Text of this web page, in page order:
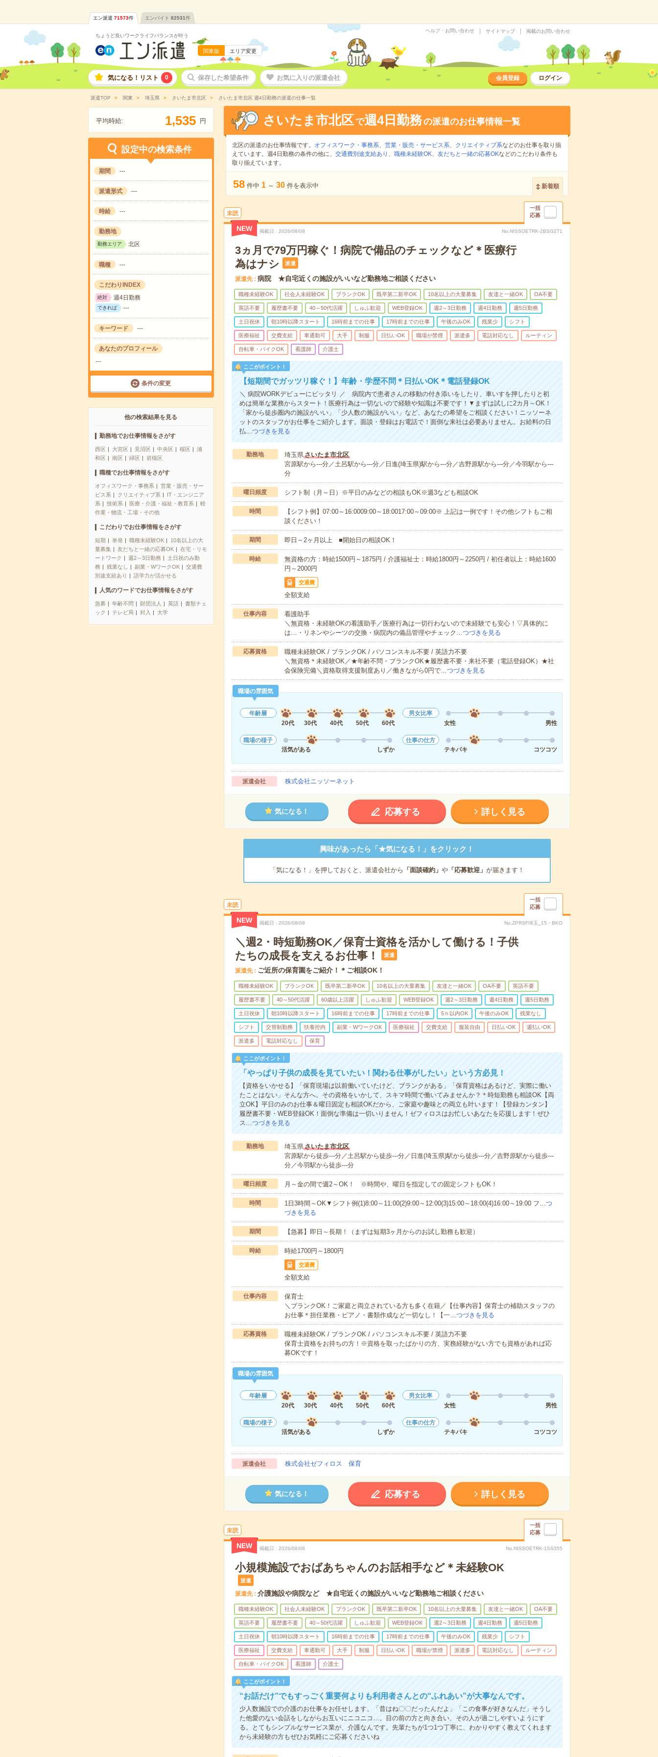
エン派遣 71573件 エンバイト 82531件
ちょうど良いワークライフバランスが叶う
関東版 エリア変更
ヘルプ・お問い合わせ サイトマップ 掲載のお問い合わせ
気になる！リスト 0 保存した希望条件 お気に入りの派遣会社 会員登録 ログイン
派遣TOP 関東 埼玉県 さいたま市北区 さいたま市北区 週4日勤務の派遣の仕事一覧
平均時給: 1,535 円
設定中の検索条件
期間 ---
派遣形式 ---
時給 ---
勤務地
勤務エリア 北区
職種 ---
こだわりINDEX
絶対 週4日勤務
できれば ---
キーワード ---
あなたのプロフィール
---
条件の変更
他の検索結果を見る
勤務地でお仕事情報をさがす
西区 大宮区 見沼区 中央区 桜区
浦
和区
南区 緑区 岩槻区
職種でお仕事情報をさがす
オフィスワーク・事務系
営業・販売・サー
ビス系
クリエイティブ系
IT・エンジニア
系
技術系 医療・介護・福祉・教育系
軽
作業・物流・工場・その他
こだわりでお仕事情報をさがす
短期 単発 職種未経験OK
10名以上の大
量募集
友だちと一緒の応募OK
在宅・リモ
ートワーク
週2～3日勤務
土日祝のみ勤
務
残業なし 副業・WワークOK
交通費
別途支給あり
語学力が活かせる
人気のワードでお仕事情報をさがす
急募 年齢不問 財団法人 英語
書類チェ
ック
テレビ局 封入 大学
さいたま市北区 で週4日勤務の派遣のお仕事情報一覧
北区の派遣のお仕事情報です。 オフィスワーク・事務系、 営業・販売・サービス系、 クリエイティブ系などのお仕事を取り揃
えています。週4日勤務の条件の他に、 交通費別途支給あり 、 職種未経験OK、 友だちと一緒の応募OKなどのこだわり条件も
取り揃えています。
58 件中 1 ～ 30 件を表示中 新着順
未読
一括
応募
NEW 掲載日 2026/08/08 No.NISSOETRK-2BSG271
3ヵ月で79万円稼ぐ！病院で備品のチェックなど＊医療行
為はナシ
派遣
派遣先 病院 ★自宅近くの施設がいいなど勤務地ご相談ください
職種未経験OK 社会人未経験OK ブランクOK 既卒第二新卒OK 10名以上の大量募集 友達と一緒OK OA不要
英語不要 履歴書不要 40～50代活躍 しゅふ歓迎 WEB登録OK 週2～3日勤務 週4日勤務 週5日勤務
土日祝休 朝10時以降スタート 16時前までの仕事 17時前までの仕事 午後のみOK 残業少 シフト
医療福祉 交費支給 車通勤可 大手 制服 日払いOK 職場が禁煙 派遣多 電話対応なし ルーティン
自転車・バイクOK 看護師 介護士
ここがポイント！
【短期間でガッツリ稼ぐ！】年齢・学歴不問＊日払いOK＊電話登録OK
＼ 病院WORKデビューにピッタリ ／ 病院内で患者さんの移動の付き添いをしたり、車いすを押したりと初
めは簡単な業務からスタート！医療行為は一切ないので経験や知識は不要です！▼まずは試しに2カ月～OK！
「家から徒歩圏内の施設がいい」「少人数の施設がいい」など、あなたの希望をご相談ください！ニッソーネ
ットのスタッフがお仕事をご紹介します。面談・登録はお電話で！面倒な来社は必要ありません。お給料の日
払…つづきを見る
勤務地 埼玉県さいたま市北区
宮原駅から---分／土呂駅から---分／日進(埼玉県)駅から---分／吉野原駅から---分／今羽駅から---
分
曜日頻度 シフト制（月～日）※平日のみなどの相談もOK※週3なども相談OK
時間
【シフト例】07:00～16:0009:00～18:0017:00～09:00※ 上記は一例です！その他シフトもご相
談ください！
期間 即日～2ヶ月以上 ■開始日の相談OK！
時給
無資格の方：時給1500円～1875円 / 介護福祉士：時給1800円～2250円 / 初任者以上：時給1600
円～2000円
交通費
全額支給
仕事内容
看護助手
＼無資格・未経験OKの看護助手／医療行為は一切行わないので未経験でも安心！▽具体的に
は…・リネンやシーツの交換・病院内の備品管理やチェック…つづきを見る
応募資格
職種未経験OK / ブランクOK / パソコンスキル不要 / 英語力不要
＼無資格＊未経験OK／★年齢不問・ブランクOK★履歴書不要・来社不要（電話登録OK）★社
会保険完備＼資格取得支援制度あり／働きながら0円で…つづきを見る
職場の雰囲気
年齢層
20代
30代 40代 50代 60代
男女比率
女性
男性
職場の様子
活気がある
しずか
仕事の仕方
テキパキ
コツコツ
派遣会社 株式会社ニッソーネット
気になる！ 応募する 詳しく見る
興味があったら「★気になる！」をクリック！
「気になる！」を押しておくと、派遣会社から 「面談確約」 や「応募歓迎」 が届きます！
未読
一括
応募
NEW 掲載日 2026/08/08 No.ZPRSF埼玉_15・BKO
＼週2・時短勤務OK／保育士資格を活かして働ける！子供
たちの成長を支えるお仕事！
派遣
派遣先 ご近所の保育園をご紹介！＊ご相談OK！
職種未経験OK ブランクOK 既卒第二新卒OK 10名以上の大量募集 友達と一緒OK OA不要 英語不要
履歴書不要 40～50代活躍 60歳以上活躍 しゅふ歓迎 WEB登録OK 週2～3日勤務 週4日勤務 週5日勤務
土日祝休 朝10時以降スタート 16時前までの仕事 17時前までの仕事 5ｈ以内OK 午後のみOK 残業なし
シフト 交替制勤務 扶養控内 副業・WワークOK 医療福祉 交費支給 服装自由 日払いOK 週払いOK
派遣多 電話対応なし 保育
ここがポイント！
「やっぱり子供の成長を見ていたい！関わる仕事がしたい」という方必見！
【資格をいかせる】「保育現場は以前働いていたけど、ブランクがある」「保育資格はあるけど、実際に働い
たことはない」そんな方へ。その資格をいかして、スキマ時間で働いてみませんか？＊時短勤務も相談OK【両
立OK】平日のみのお仕事＆曜日固定も相談OKだから、ご家庭や趣味との両立も叶います！【登録カンタン】
履歴書不要・WEB登録OK！面倒な準備は一切いりません！ゼフィロスはお忙しいあなたを応援します！ぜひ
ス…つづきを見る
勤務地 埼玉県さいたま市北区
宮原駅から徒歩---分／土呂駅から徒歩---分／日進(埼玉県)駅から徒歩---分／吉野原駅から徒歩---
分／今羽駅から徒歩---分
曜日頻度 月～金の間で週2～OK！ ※時間や、曜日を指定しての固定シフトもOK！
時間 1日3時間～OK▼シフト例(1)8:00～11:00(2)9:00～12:00(3)15:00～18:00(4)16:00～19:00 フ…つ
づきを見る
期間 【急募】即日～長期！（まずは短期3ヶ月からのお試し勤務も歓迎）
時給 時給1700円～1800円
交通費
全額支給
仕事内容
保育士
＼ブランクOK！ご家庭と両立されている方も多く在籍／【仕事内容】保育士の補助スタッフの
お仕事＊担任業務・ピアノ・書類作成など一切なし！【一…つづきを見る
応募資格
職種未経験OK / ブランクOK / パソコンスキル不要 / 英語力不要
保育士資格をお持ちの方！※資格を取ったばかりの方、実務経験がない方でも資格があれば応
募OKです！
職場の雰囲気
年齢層
20代
30代 40代 50代 60代
男女比率
女性
男性
職場の様子
活気がある
しずか
仕事の仕方
テキパキ
コツコツ
派遣会社 株式会社ゼフィロス 保育
気になる！ 応募する 詳しく見る
未読
一括
応募
NEW 掲載日 2026/08/08 No.NISSOETRK-1SS355
小規模施設でおばあちゃんのお話相手など＊未経験OK
派遣
派遣先 介護施設や病院など ★自宅近くの施設がいいなど勤務地ご相談ください
職種未経験OK 社会人未経験OK ブランクOK 既卒第二新卒OK 10名以上の大量募集 友達と一緒OK OA不要
英語不要 履歴書不要 40～50代活躍 しゅふ歓迎 WEB登録OK 週2～3日勤務 週4日勤務 週5日勤務
土日祝休 朝10時以降スタート 16時前までの仕事 17時前までの仕事 午後のみOK 残業少 シフト
医療福祉 交費支給 車通勤可 大手 制服 日払いOK 職場が禁煙 派遣多 電話対応なし ルーティン
自転車・バイクOK 看護師 介護士
ここがポイント！
“お話だけ”でもすっごく重要何よりも利用者さんとの“ふれあい”が大事なんです。
少人数施設での介護のお仕事をお任せします。「昔はね〇〇だったんだよ」「この食事が好きなんだ」そうし
た他愛のない会話をしながらお互いにニコニコ…。目の前の方と向き合い、その人が過ごしやすいようにす
る。とてもシンプルなサービス業が、介護なんです。先輩たちが1つ1つ丁寧に、わかりやすく教えてくれます
から未経験の方もぜひお気軽にご応募くださいね